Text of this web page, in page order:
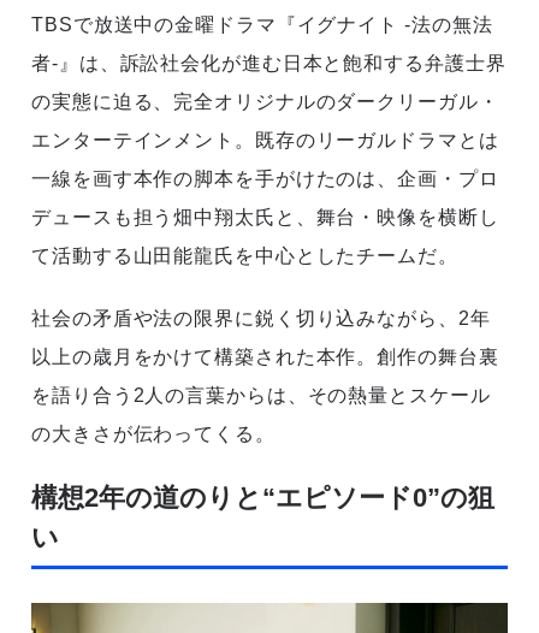
TBSで放送中の金曜ドラマ『イグナイト -法の無法
者-』は、訴訟社会化が進む日本と飽和する弁護士界
の実態に迫る、完全オリジナルのダークリーガル・
エンターテインメント。既存のリーガルドラマとは
一線を画す本作の脚本を手がけたのは、企画・プロ
デュースも担う畑中翔太氏と、舞台・映像を横断し
て活動する山田能龍氏を中心としたチームだ。
社会の矛盾や法の限界に鋭く切り込みながら、2年
以上の歳月をかけて構築された本作。創作の舞台裏
を語り合う2人の言葉からは、その熱量とスケール
の大きさが伝わってくる。
構想2年の道のりと“エピソード0”の狙
い